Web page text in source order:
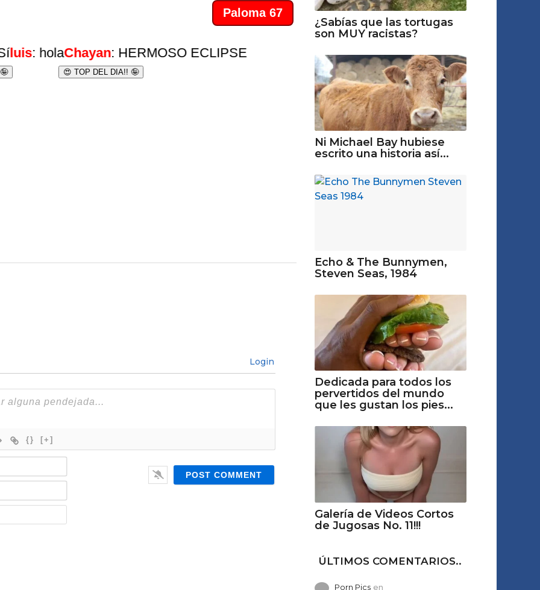
Login
{} [+]
¿Sabías que las tortugas
son MUY racіstas?
Ni Michael Bay hubiese
escrito una historia así...
Echo & The Bunnymen,
Steven Seas, 1984
Dedicada para todos los
pervertidos del mundo
que les gustan los pies...
Galería de Videos Cortos
de Jugosas No. 11!!!
ÚLTIMOS COMENTARIOS..
Porn Picsen